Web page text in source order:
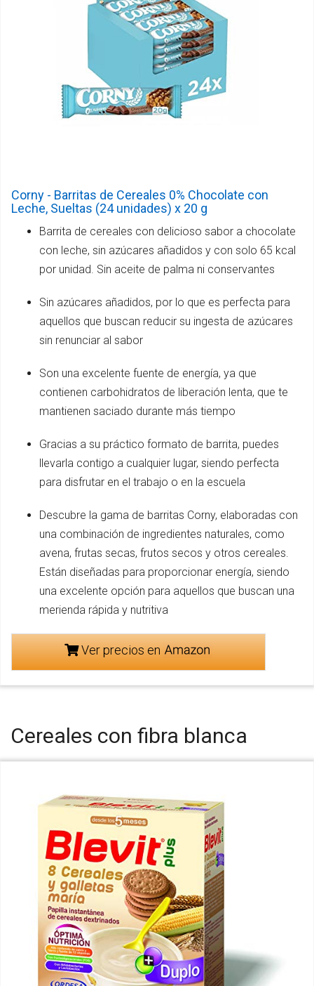
Corny - Barritas de Cereales 0% Chocolate con
Leche, Sueltas (24 unidades) x 20 g
Barrita de cereales con delicioso sabor a chocolate
con leche, sin azúcares añadidos y con solo 65 kcal
por unidad. Sin aceite de palma ni conservantes
Sin azúcares añadidos, por lo que es perfecta para
aquellos que buscan reducir su ingesta de azúcares
sin renunciar al sabor
Son una excelente fuente de energía, ya que
contienen carbohidratos de liberación lenta, que te
mantienen saciado durante más tiempo
Gracias a su práctico formato de barrita, puedes
llevarla contigo a cualquier lugar, siendo perfecta
para disfrutar en el trabajo o en la escuela
Descubre la gama de barritas Corny, elaboradas con
una combinación de ingredientes naturales, como
avena, frutas secas, frutos secos y otros cereales.
Están diseñadas para proporcionar energía, siendo
una excelente opción para aquellos que buscan una
merienda rápida y nutritiva
Ver precios en
Cereales con fibra blanca